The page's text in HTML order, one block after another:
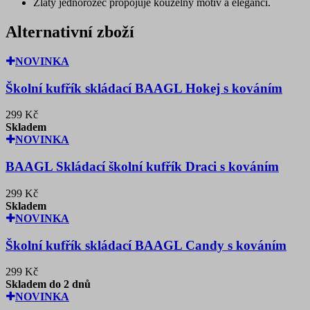
Zlatý jednorožec propojuje kouzelný motiv a eleganci.
Alternativní zboží
NOVINKA
Školní kufřík skládací BAAGL Hokej s kováním
299 Kč
Skladem
NOVINKA
BAAGL Skládací školní kufřík Draci s kováním
299 Kč
Skladem
NOVINKA
Školní kufřík skládací BAAGL Candy s kováním
299 Kč
Skladem do 2 dnů
NOVINKA